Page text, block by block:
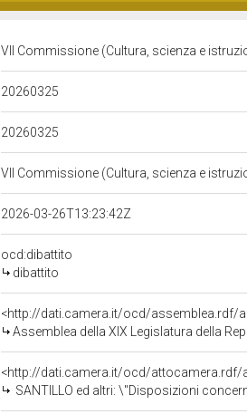
VII Commissione (Cultura, scienza e
20260325
20260325
VII Commissione (Cultura, scienza e
2026-03-26T13:23:42Z
ocd:dibattito
dibattito
<http://dati.camera.it/ocd/assemblea.rdf/
Assemblea della XIX Legislatura della
<http://dati.camera.it/ocd/attocamera.rdf/
SANTILLO ed altri: \"Disposizioni concernenti la programmazione dell&rsquo;edilizia residenziale pubblica, le agevolazioni